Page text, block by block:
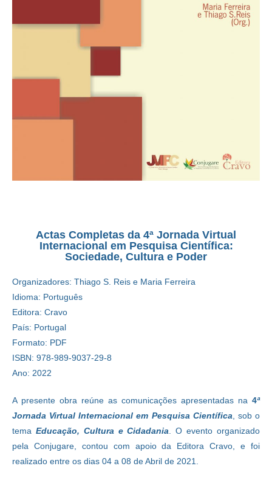
Actas Completas da 4ª Jornada Virtual
Internacional em Pesquisa Científica:
Sociedade, Cultura e Poder
Organizadores: Thiago S. Reis e Maria Ferreira
Idioma: Português
Editora: Cravo
País: Portugal
Formato: PDF
ISBN: 978-989-9037-29-8
Ano: 2022
A presente obra reúne as comunicações apresentadas na 4ª
Jornada Virtual Internacional em Pesquisa Científica , sob o
tema Educação, Cultura e Cidadania . O evento organizado
pela Conjugare, contou com apoio da Editora Cravo, e foi
realizado entre os dias 04 a 08 de Abril de 2021.